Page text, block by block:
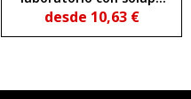
VACCINE
desde 10,63 €